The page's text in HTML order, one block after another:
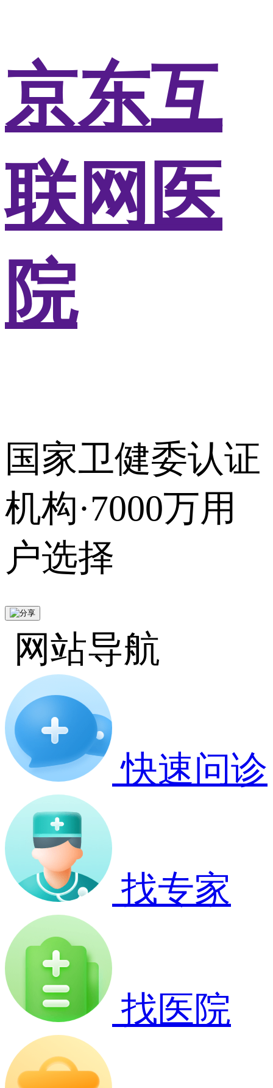
京东互
联网医
院
国家卫健委认证
机构·7000万用
户选择
网站导航
快速问诊
找专家
找医院